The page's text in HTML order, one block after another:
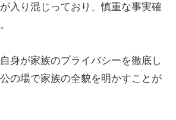
入り混じっており、慎重な事実確
身が家族のプライバシーを徹底し
の場で家族の全貌を明かすことが